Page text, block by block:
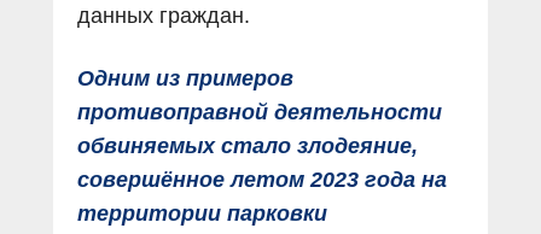
данных граждан.
Одним из примеров
противоправной деятельности
обвиняемых стало злодеяние,
совершённое летом 2023 года на
территории парковки